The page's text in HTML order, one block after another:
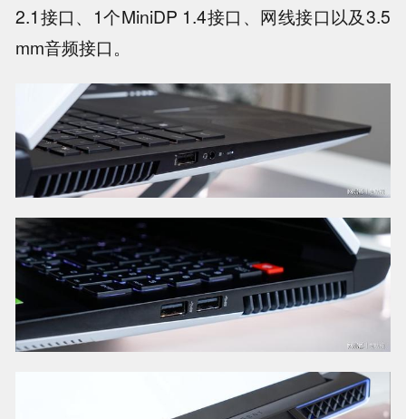
2.1接口、1个MiniDP 1.4接口、网线接口以及3.5
mm音频接口。